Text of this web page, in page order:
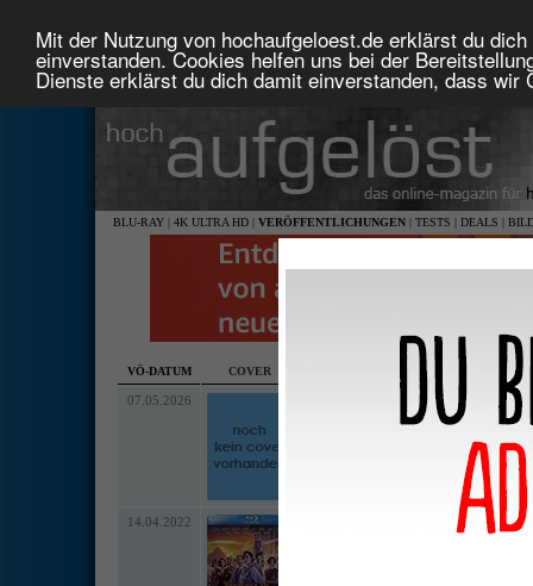
Mit der Nutzung von hochaufgeloest.de erklärst du
einverstanden. Cookies helfen uns bei der
Dienste erklärst du dich damit einverstanden, dass
BLU-RAY | 4K ULTRA HD | VERÖFFENTLICHUNGEN | TESTS | DEALS |
VÖ-DATUM COVER MEDIUM •
07.05.2026
deutsch DD 5.1, englisch DD 2.0
14.04.2022